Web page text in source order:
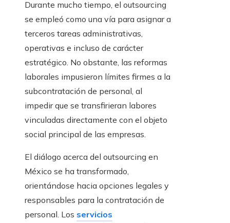
Durante mucho tiempo, el outsourcing
se empleó como una vía para asignar a
terceros tareas administrativas,
operativas e incluso de carácter
estratégico. No obstante, las reformas
laborales impusieron límites firmes a la
subcontratación de personal, al
impedir que se transfirieran labores
vinculadas directamente con el objeto
social principal de las empresas.
El diálogo acerca del outsourcing en
México se ha transformado,
orientándose hacia opciones legales y
responsables para la contratación de
personal. Los servicios